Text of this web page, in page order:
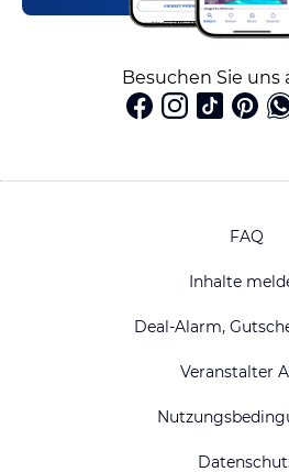
Besuchen Sie uns
FAQ
Inhalte
Deal-Alarm,
Veranstalter